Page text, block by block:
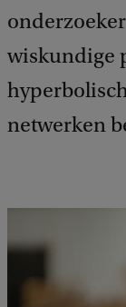
wiskundige
netwerken